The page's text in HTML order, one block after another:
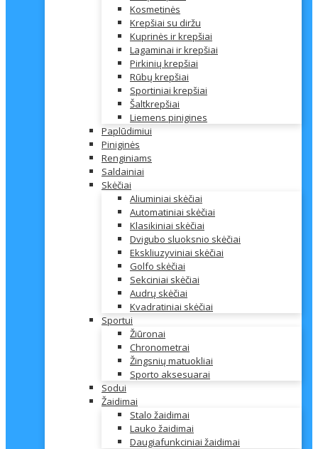
Kosmetinės
Krepšiai su diržu
Kuprinės ir krepšiai
Lagaminai ir krepšiai
Pirkinių krepšiai
Rūbų krepšiai
Sportiniai krepšiai
Šaltkrepšiai
Liemens pinigines
Paplūdimiui
Piniginės
Renginiams
Saldainiai
Skėčiai
Aliuminiai skėčiai
Automatiniai skėčiai
Klasikiniai skėčiai
Dvigubo sluoksnio skėčiai
Ekskliuzyviniai skėčiai
Golfo skėčiai
Sekciniai skėčiai
Audrų skėčiai
Kvadratiniai skėčiai
Sportui
Žiūronai
Chronometrai
Žingsnių matuokliai
Sporto aksesuarai
Sodui
Žaidimai
Stalo žaidimai
Lauko žaidimai
Daugiafunkciniai žaidimai